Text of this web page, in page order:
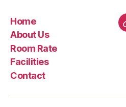
Home
About Us
Room Rate
Facilities
Contact